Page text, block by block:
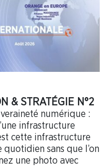
& STRATÉGIE N°2
numérique :
infrastructure
cette infrastructure
sans que l’on
une photo avec